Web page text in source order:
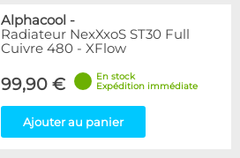
Alphacool -
Radiateur NexXxoS ST30 Full
Cuivre 480 - XFlow
99,90 €
En stock
Expédition immédiate
Ajouter au panier